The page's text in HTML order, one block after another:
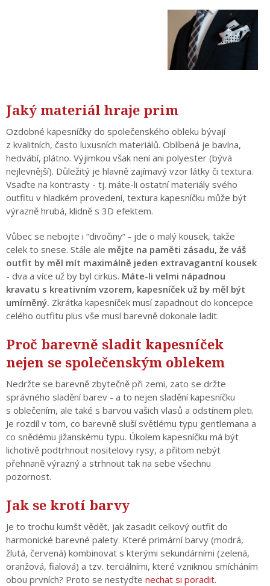
Jaký materiál hraje prim
Ozdobné kapesníčky do společenského obleku bývají
z kvalitních, často luxusních materiálů. Oblíbená je bavlna,
hedvábí, plátno. Výjimkou však není ani polyester (bývá
nejlevnější). Důležitý je hlavně zajímavý vzor látky či textura.
Vsaďte na kontrasty - tj. máte-li ostatní materiály svého
outfitu v hladkém provedení, textura kapesníčku může být
výrazně hrubá, klidně s 3D efektem.
Vůbec se nebojte i “divočiny” - jde o malý kousek, takže
celek to snese. Stále ale mějte na paměti zásadu, že váš
outfit by měl mít maximálně jeden extravagantní kousek
- dva a více už by byl cirkus. Máte-li velmi nápadnou
kravatu s kreativním vzorem, kapesníček už by měl být
umírněný. Zkrátka kapesníček musí zapadnout do koncepce
celého outfitu plus vše musí barevně dokonale ladit.
Proč barevně sladit kapesníček
nejen se společenským oblekem
Nedržte se barevně zbytečně při zemi, zato se držte
správného sladění barev - a to nejen sladění kapesníčku
s oblečením, ale také s barvou vašich vlasů a odstínem pleti.
Je rozdíl v tom, co barevně sluší světlému typu gentlemana a
co snědému jižanskému typu. Úkolem kapesníčku má být
lichotivě podtrhnout nositelovy rysy, a přitom nebýt
přehnaně výrazný a strhnout tak na sebe všechnu
pozornost.
Jak se krotí barvy
Je to trochu kumšt vědět, jak zasadit celkový outfit do
harmonické barevné palety. Které primární barvy (modrá,
žlutá, červená) kombinovat s kterými sekundárními (zelená,
oranžová, fialová) a tzv. terciálními, které vzniknou smícháním
obou prvních? Proto se nestyďte nechat si poradit.